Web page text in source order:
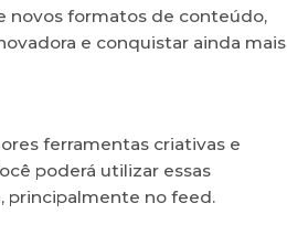
novos formatos de conteúdo,
e conquistar ainda mais
ferramentas criativas e
poderá utilizar essas
principalmente no feed.